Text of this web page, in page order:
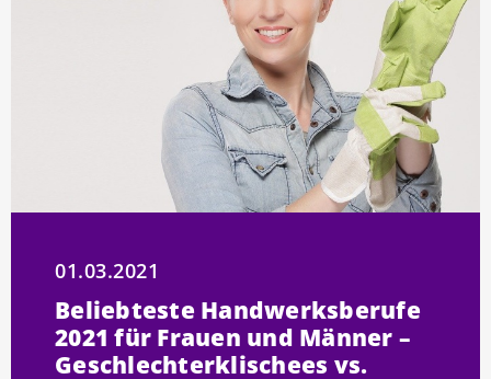
01.03.2021
Beliebteste Handwerksberufe
2021 für Frauen und Männer –
Geschlechterklischees vs.